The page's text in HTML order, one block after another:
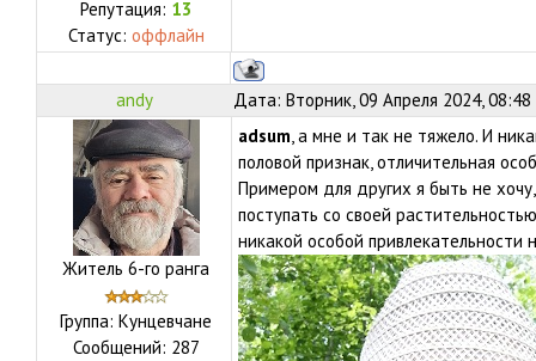
Репутация: 13
Статус: оффлайн
andy Дата: Вторник, 09 Апреля 2024,
Житель 6-го ранга
Группа: Кунцевчане
Сообщений: 287
adsum, а мне и так не тяжело. И
половой признак, отличительная
Примером для других я быть не
поступать со своей
никакой особой привлекательности